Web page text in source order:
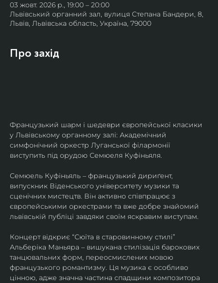
03 жовт. 2026 р., 19:00 – 20:00
Львівський органний зал, вулиця Степана Бандери, 8,
Львів, Львівська область, Україна, 79000
Про захід
Французький шарм і шедеври європейської класики
у Львівському органному залі: Академічний
симфонічний оркестр Луганської філармонії
виступить під орудою Семюеля Куфіньяля.
Семюель Куфіньяль – французький дириґент,
випускник Віденського університету музики та
сценічних мистецтв. Він активно співпрацює з
європейськими оркестрами та вже добре знайомий
львівській публіці завдяки своїм яскравим виступам.
Концерт відкриє “Сюїта в старовинному стилі”
Альберіка Маньяра – вишукана стилізація барокових
танцювальних форм, переосмислених мовою
французького романтизму. Ця музика є особливо
цінною, адже значна частина спадщини композитора